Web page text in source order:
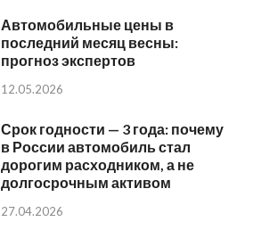
Автомобильные цены в
последний месяц весны:
прогноз экспертов
12.05.2026
Срок годности — 3 года: почему
в России автомобиль стал
дорогим расходником, а не
долгосрочным активом
27.04.2026